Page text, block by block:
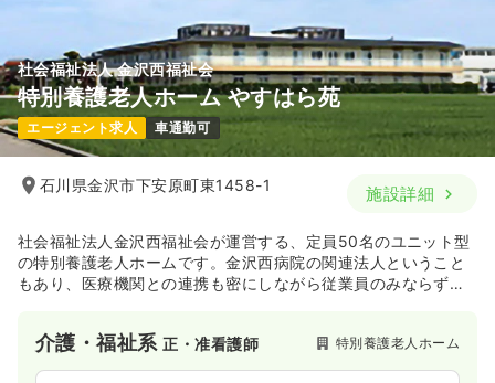
社会福祉法人 金沢西福祉会
特別養護老人ホーム やすはら苑
エージェント求人 車通勤可
石川県金沢市下安原町東1458-1 施設詳細
社会福祉法人金沢西福祉会が運営する、定員50名のユニット型
の特別養護老人ホームです。金沢西病院の関連法人ということ
もあり、医療機関との連携も密にしながら従業員のみならず入
介護・福祉系正・准看護師 特別養護老人ホーム